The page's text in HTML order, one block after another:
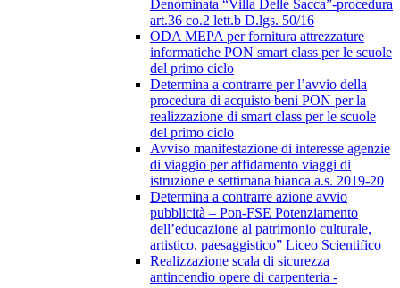
Denominata “Villa Delle Sacca”-procedura
art.36 co.2 lett.b D.lgs. 50/16
ODA MEPA per fornitura attrezzature
informatiche PON smart class per le scuole
del primo ciclo
Determina a contrarre per l’avvio della
procedura di acquisto beni PON per la
realizzazione di smart class per le scuole
del primo ciclo
Avviso manifestazione di interesse agenzie
di viaggio per affidamento viaggi di
istruzione e settimana bianca a.s. 2019-20
Determina a contrarre azione avvio
pubblicità – Pon-FSE Potenziamento
dell’educazione al patrimonio culturale,
artistico, paesaggistico” Liceo Scientifico
Realizzazione scala di sicurezza
antincendio opere di carpenteria -